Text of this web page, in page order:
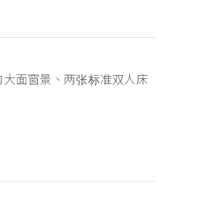
面窗景、两张标准双人床